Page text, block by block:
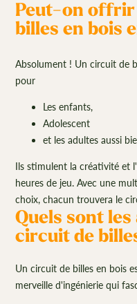
Peut-on offrir
billes en bois
Absolument ! Un circuit de
pour
Les enfants,
Adolescent
et les adultes aussi
Ils stimulent la créativité et
heures de jeu. Avec une
choix, chacun trouvera le
Quels sont
circuit de
Un circuit de billes en bois
merveille d'ingénierie qui